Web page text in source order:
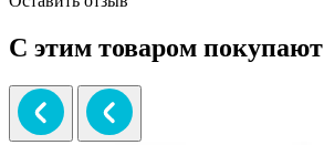
С этим товаром покупают